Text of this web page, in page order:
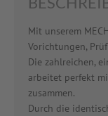
Mit unserem
Vorichtungen,
Die zahlreichen,
arbeitet perfekt
zusammen.
Durch die